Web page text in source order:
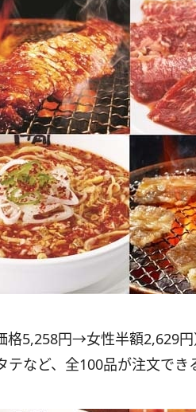
格5,258円→女性半額2,629
など、全100品が注文でき